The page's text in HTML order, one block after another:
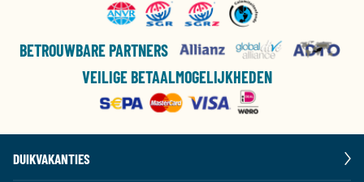
BETROUWBARE PARTNERS
VEILIGE BETAALMOGELIJKHEDEN
DUIKVAKANTIES